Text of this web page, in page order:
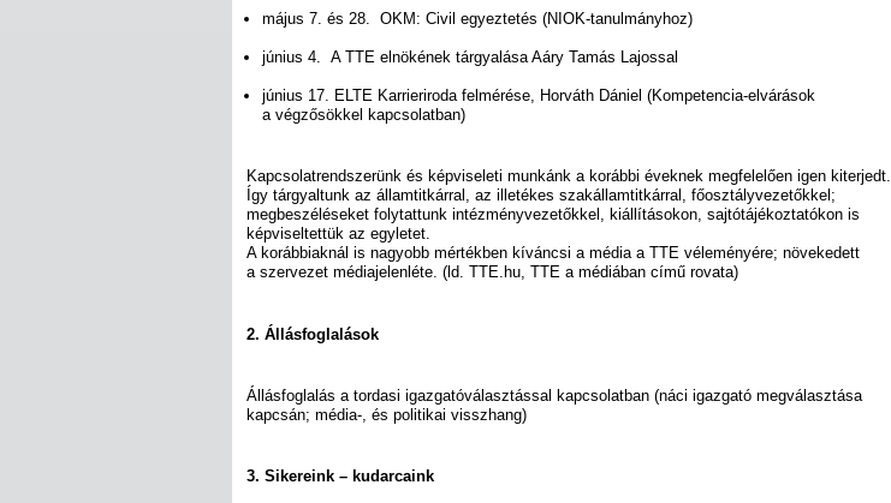
május 7. és 28. OKM: Civil egyeztetés (NIOK-tanulmányhoz)
június 4. A TTE elnökének tárgyalása Aáry Tamás Lajossal
június 17. ELTE Karrieriroda felmérése, Horváth Dániel (Kompetencia-elvárások
a végzősökkel kapcsolatban)
Kapcsolatrendszerünk és képviseleti munkánk a korábbi éveknek megfelelően igen kiterjedt.
Így tárgyaltunk az államtitkárral, az illetékes szakállamtitkárral, főosztályvezetőkkel;
megbeszéléseket folytattunk intézményvezetőkkel, kiállításokon, sajtótájékoztatókon is
képviseltettük az egyletet.
A korábbiaknál is nagyobb mértékben kíváncsi a média a TTE véleményére; növekedett
a szervezet médiajelenléte. (ld. TTE.hu, TTE a médiában című rovata)
2. Állásfoglalások
Állásfoglalás a tordasi igazgatóválasztással kapcsolatban (náci igazgató megválasztása
kapcsán; média-, és politikai visszhang)
3. Sikereink – kudarcaink